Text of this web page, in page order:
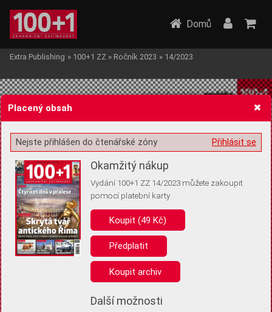
Žádost o souhlas s ukládáním volitelných informací
Pro základní fungování webu nepotřebujeme ukládat žádné informace
(tzv. cookies apod.). Rádi bychom vás ale požádali o souhlas s
uložením volitelných informací:
Anonymní unikátní ID
Díky němu příště poznáme, že se jedná o stejné zařízení, a
Identifikátor je zcela anonymní.
Domů
Extra Publishing » 100+1 ZZ » Ročník 2023 » 14/2023
Placený obsah
Přihlásit se
Nejste přihlášen do čtenářské zóny
Okamžitý nákup
Vydání 100+1 ZZ 14/2023 můžete zakoupit
pomocí platební karty
Koupit (49 Kč)
Předplatit
Koupit archiv
Další možnosti